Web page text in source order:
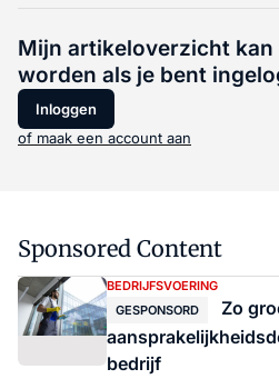
Mijn artikeloverzicht
worden als je bent
Inloggen
of maak een account aan
Sponsored Content
BEDRIJFSVOERING
GESPONSORD
Zo
bedrijf